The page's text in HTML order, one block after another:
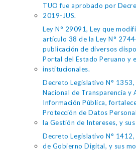
TUO fue aprobado por
2019-JUS.
Ley N° 29091, Ley que
artículo 38 de la Ley N°
publicación de diversos
Portal del Estado Peruano y
institucionales.
Decreto Legislativo N°
Nacional de Transparencia y
Información Pública,
Protección de Datos
la Gestión de Intereses, y
Decreto Legislativo N° 1412,
de Gobierno Digital, y sus